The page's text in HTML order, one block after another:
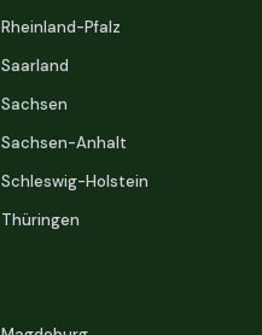
Rheinland-Pfalz
Saarland
Sachsen
Sachsen-Anhalt
Schleswig-Holstein
Thüringen